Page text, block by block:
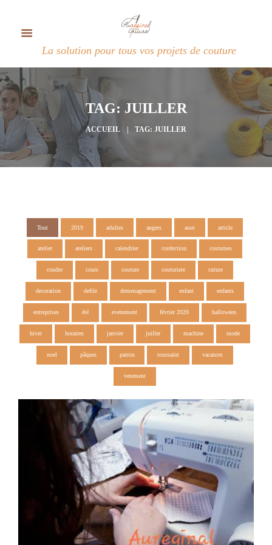
La solution pour tous vos projets de couture
TAG: JUILLER
ACCUEIL TAG: JUILLER
Tout 2019 adultes angers aout article
atelier ateliers calendrier confection costumes
coudre cours couture couturiere cuture
decoration defile demenagement enfant enfants
entreprises été evenement février 2020 halloween
hiver horaires janvier juiller machine mode
noel pâques patron toussaint vacances
vetement
Ateliers couture enfants/adultes
vacances été 2019
du 22 juillet au 03 août
1 Juillet 2019 0